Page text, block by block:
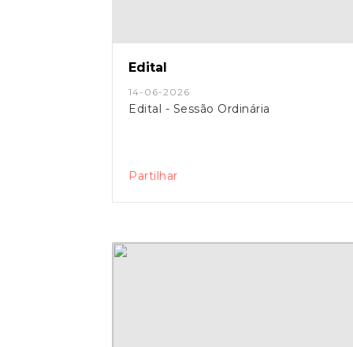
Edital
14-06-2026
Edital - Sessão Ordinária
Partilhar